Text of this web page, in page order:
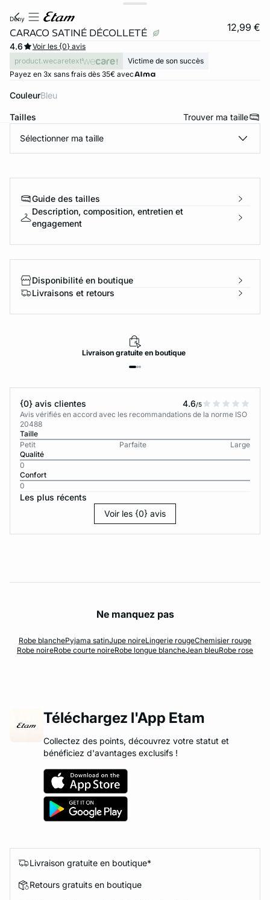
deny
CARACO SATINÉ DÉCOLLETÉ 12,99 €
4.6
Voir les {0} avis
product.wecaretext
Victime de son succès
Payez en 3x sans frais dès 35€ avec
Couleur bleu
Tailles Trouver ma taille
Sélectionner ma taille
Guide des tailles
Description, composition, entretien et
engagement
Disponibilité en boutique
Livraisons et retours
Livraisongratuiteen boutique
{0} avis clientes 4.6/5
Avis vérifiés en accord avec les recommandations de la norme ISO
20488
Taille
Petit
Parfaite
Large
Qualité
0
Confort
0
Les plus récents
Voir les {0} avis
Ne manquez pas
Robe blanchePyjama satinJupe noireLingerie rougeChemisier rouge
Robe noireRobe courte noireRobe longue blancheJean bleuRobe rose
Téléchargez l'App Etam
Collectez des points, découvrez votre statut et
bénéficiez d'avantages exclusifs !
Livraison gratuite en boutique*
Retours gratuits en boutique